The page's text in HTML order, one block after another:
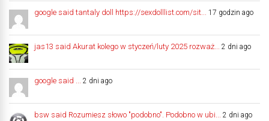
google said tantaly doll https://sexdolllist.com/sit... 17 godzin ago
jas13 said Akurat kolego w styczeń/luty 2025 rozważ... 2 dni ago
google said ... 2 dni ago
bsw said Rozumiesz słowo "podobno". Podobno w ubi... 2 dni ago